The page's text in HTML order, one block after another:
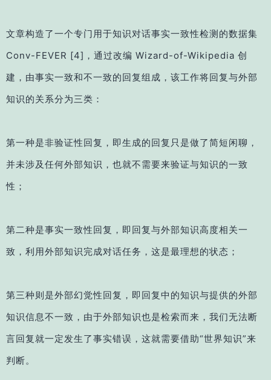
文章构造了一个专门用于知识对话事实一致性检测的数据集
Conv-FEVER [4] ，通过改编 Wizard-of-Wikipedia 创
建，由事实一致和不一致的回复组成，该工作将回复与外部
知识的关系分为三类：
第一种是非验证性回复，即生成的回复只是做了简短闲聊，
并未涉及任何外部知识，也就不需要来验证与知识的一致
性；
第二种是事实一致性回复，即回复与外部知识高度相关一
致，利用外部知识完成对话任务，这是最理想的状态；
第三种则是外部幻觉性回复，即回复中的知识与提供的外部
知识信息不一致，由于外部知识也是检索而来，我们无法断
言回复就一定发生了事实错误，这就需要借助“世界知识”来
判断。